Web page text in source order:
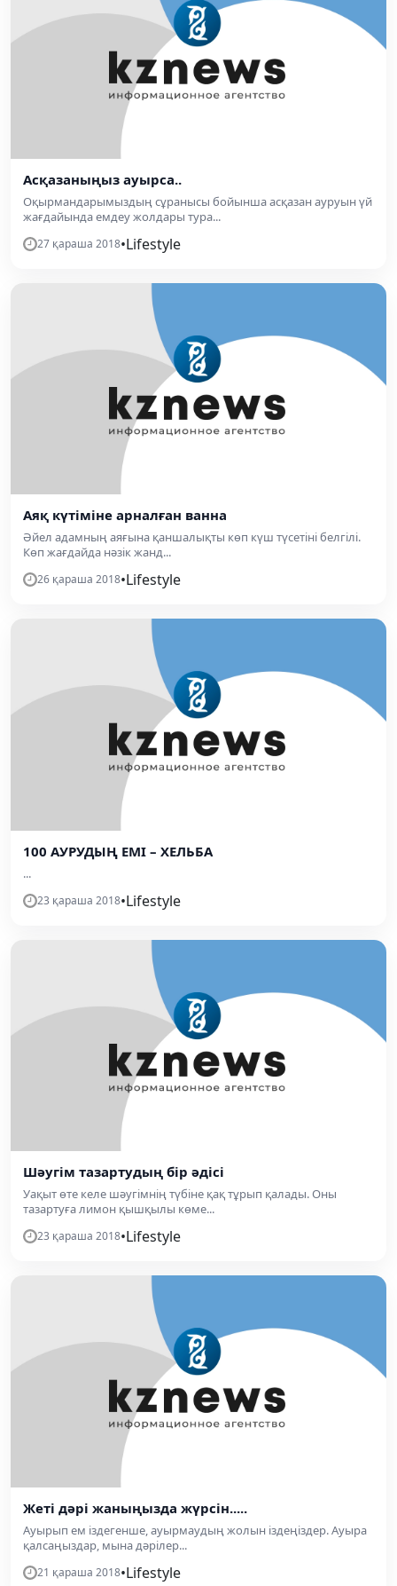
Асқазаныңыз ауырса..
Оқырмандарымыздың сұранысы бойынша асқазан ауруын үй
жағдайында емдеу жолдары тура...
27 қараша 2018•Lifestyle
Аяқ күтіміне арналған ванна
Әйел адамның аяғына қаншалықты көп күш түсетіні белгілі.
Көп жағдайда нәзік жанд...
26 қараша 2018•Lifestyle
100 АУРУДЫҢ ЕМІ – ХЕЛЬБА
...
23 қараша 2018•Lifestyle
Шәугім тазартудың бір әдісі
Уақыт өте келе шәугімнің түбіне қақ тұрып қалады. Оны
тазартуға лимон қышқылы көме...
23 қараша 2018•Lifestyle
Жеті дәрі жаныңызда жүрсін.....
Ауырып ем іздегенше, ауырмаудың жолын іздеңіздер. Ауыра
қалсаңыздар, мына дәрілер...
21 қараша 2018•Lifestyle